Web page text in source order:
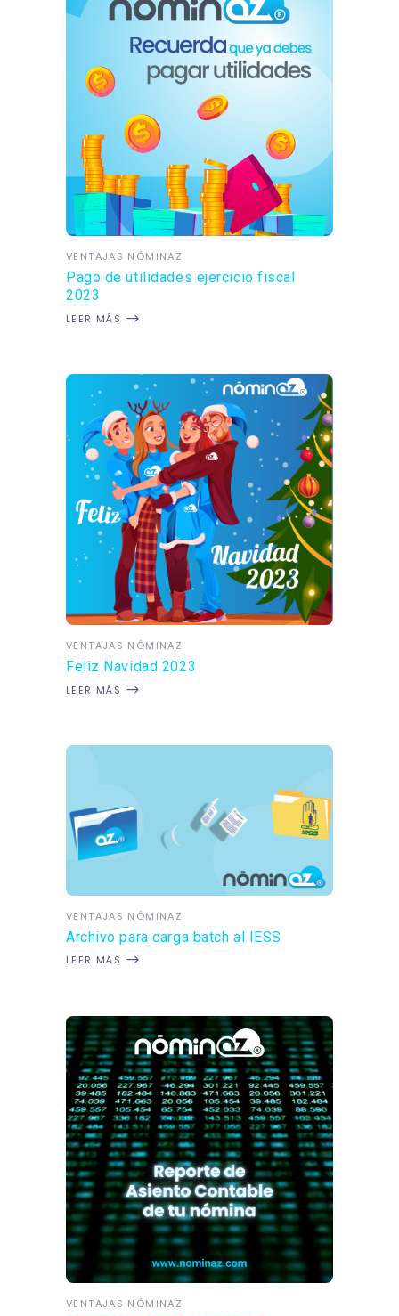
VENTAJAS NÓMINAZ
Pago de utilidades ejercicio fiscal
2023
LEER MÁS
VENTAJAS NÓMINAZ
Feliz Navidad 2023
LEER MÁS
VENTAJAS NÓMINAZ
Archivo para carga batch al IESS
LEER MÁS
VENTAJAS NÓMINAZ